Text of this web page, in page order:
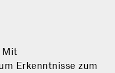
Mit
Erkenntnisse zum